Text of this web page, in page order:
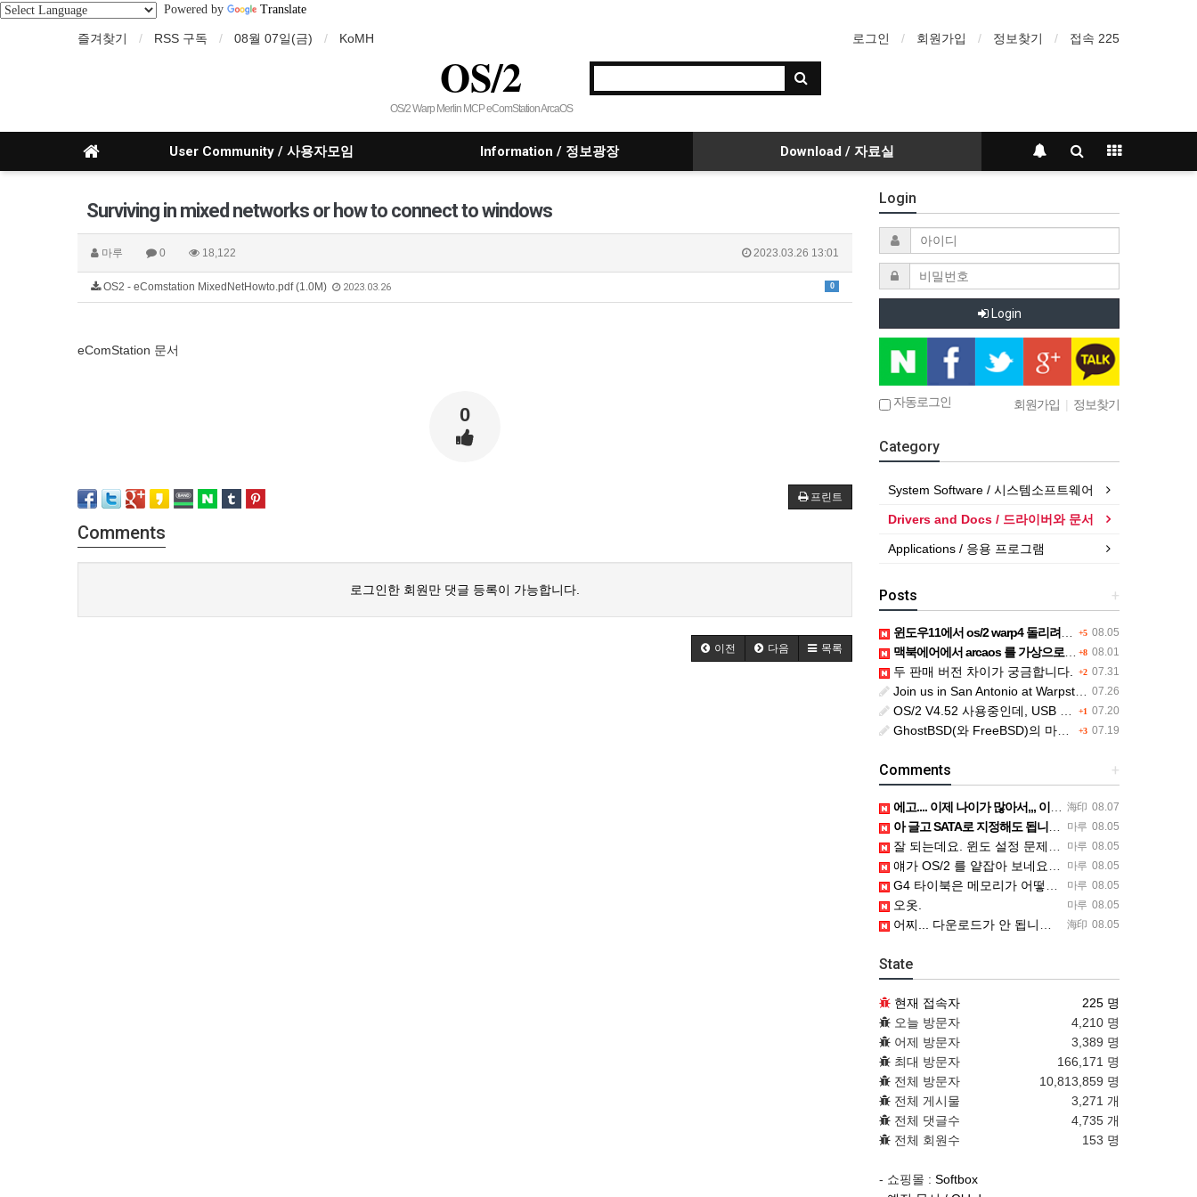
Powered by Translate
즐겨찾기 RSS 구독 08월 07일(금) KoMH 로그인 회원가입 정보찾기 접속 225
OS/2
OS/2 Warp Merlin MCP eComStation ArcaOS
User Community / 사용자모임 Information / 정보광장 Download / 자료실
Surviving in mixed networks or how to connect to windows
마루 0 18,122 2023.03.26 13:01
0
OS2 - eComstation MixedNetHowto.pdf (1.0M) 2023.03.26
eComStation 문서
0
프린트
Comments
로그인한 회원만 댓글 등록이 가능합니다.
이전 다음 목록
Login
Login
자동로그인 회원가입 | 정보찾기
Category
System Software / 시스템소프트웨어
Drivers and Docs / 드라이버와 문서
Applications / 응용 프로그램
+
Posts
+5 08.05
윈도우11에서 os/2 warp4 돌리려면....
+8 08.01
맥북에어에서 arcaos 를 가상으로 돌릴려면 어떻게 해야 하는 지요?
+2 07.31
두 판매 버전 차이가 궁금합니다.
07.26
Join us in San Antonio at Warpstock 2026
+1 07.20
OS/2 V4.52 사용중인데, USB drive 사용 가능한지요?
+3 07.19
GhostBSD(와 FreeBSD)의 마우스 문제
+
Comments
海印 08.07
에고.... 이제 나이가 많아서,,, 이런 가상pc에 설치해보는 것도 귀찮군요.. ㅎㅎ 날씨도 덥고.....…
마루 08.05
아 글고 SATA로 지정해도 됩니다. 저 글 진짜 이상하네요. 옛날꺼 퍼와서 그런거 같은데요.
마루 08.05
잘 되는데요. 윈도 설정 문제신거 같은데. 크롬 브라우저나 파폭으로 해 보세요
마루 08.05
얘가 OS/2 를 얕잡아 보네요 ㅎㅎ
마루 08.05
G4 타이북은 메모리가 어떻게 되나요?
마루 08.05
오옷.
海印 08.05
어찌... 다운로드가 안 됩니다. https://www.oracle.com/kr/virtualization/…
State
현재 접속자
225 명
오늘 방문자
4,210 명
어제 방문자
3,389 명
최대 방문자
166,171 명
전체 방문자
10,813,859 명
전체 게시물
3,271 개
전체 댓글수
4,735 개
전체 회원수
153 명
- 쇼핑몰 : Softbox